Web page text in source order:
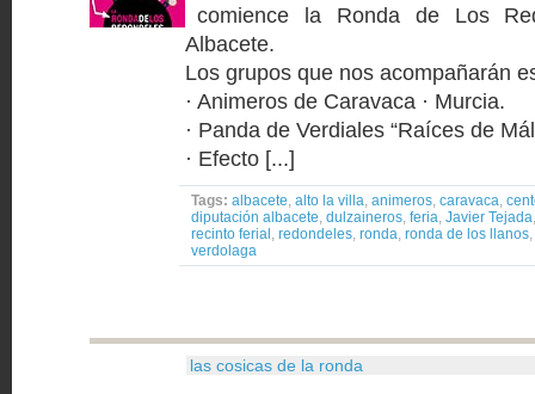
comience la Ronda de Los
Albacete.
Los grupos que nos acompañarán
· Animeros de Caravaca · Murcia.
· Panda de Verdiales “Raíces de
· Efecto [...]
Tags: albacete, alto la villa, animeros, caravaca,
diputación albacete, dulzaineros, feria, Javier Tejada
recinto ferial , redondeles, ronda, ronda de los llanos,
verdolaga
las cosicas de la ronda